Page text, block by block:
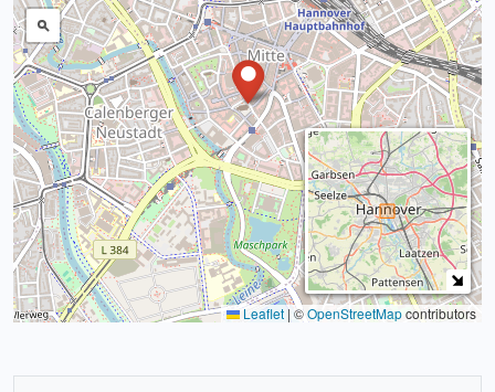
Leaflet | ©OpenStreetMapcontributors